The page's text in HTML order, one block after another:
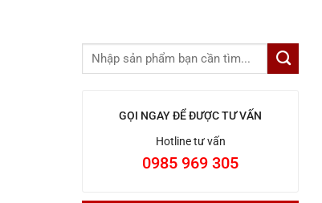
GỌI NGAY ĐỂ ĐƯỢC TƯ VẤN
Hotline tư vấn
0985 969 305